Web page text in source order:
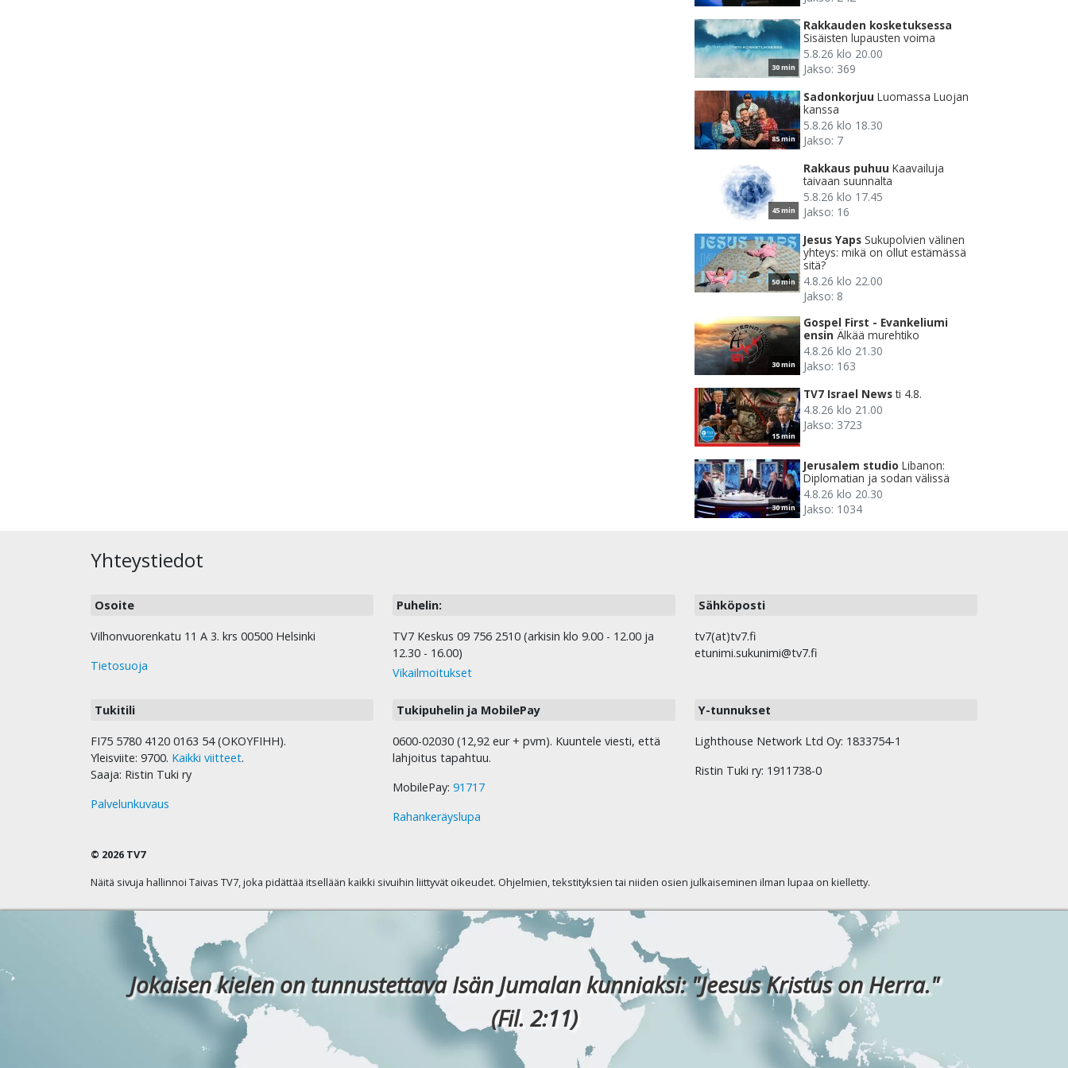
30 min
Rakkauden kosketuksessa
Sisäisten lupausten voima
5.8.26 klo 20.00
Jakso: 369
85 min
Sadonkorjuu Luomassa Luojan
kanssa
5.8.26 klo 18.30
Jakso: 7
45 min
Rakkaus puhuu Kaavailuja
taivaan suunnalta
5.8.26 klo 17.45
Jakso: 16
50 min
Jesus Yaps Sukupolvien välinen
yhteys: mikä on ollut estämässä
sitä?
4.8.26 klo 22.00
Jakso: 8
30 min
Gospel First - Evankeliumi
ensin Älkää murehtiko
4.8.26 klo 21.30
Jakso: 163
15 min
TV7 Israel News ti 4.8.
4.8.26 klo 21.00
Jakso: 3723
30 min
Jerusalem studio Libanon:
Diplomatian ja sodan välissä
4.8.26 klo 20.30
Jakso: 1034
Yhteystiedot
Osoite
Vilhonvuorenkatu 11 A 3. krs 00500 Helsinki
Tietosuoja
Puhelin:
TV7 Keskus 09 756 2510 (arkisin klo 9.00 - 12.00 ja
12.30 - 16.00)
Vikailmoitukset
Sähköposti
tv7(at)tv7.fi
etunimi.sukunimi@tv7.fi
Tukitili
FI75 5780 4120 0163 54 (OKOYFIHH).
Yleisviite: 9700. Kaikki viitteet.
Saaja: Ristin Tuki ry
Palvelunkuvaus
Tukipuhelin ja MobilePay
0600-02030 (12,92 eur + pvm). Kuuntele viesti, että
lahjoitus tapahtuu.
MobilePay: 91717
Rahankeräyslupa
Y-tunnukset
Lighthouse Network Ltd Oy: 1833754-1
Ristin Tuki ry: 1911738-0
© 2026 TV7
Näitä sivuja hallinnoi Taivas TV7, joka pidättää itsellään kaikki sivuihin liittyvät oikeudet. Ohjelmien, tekstityksien tai niiden osien julkaiseminen ilman lupaa on kielletty.
Jokaisen kielen on tunnustettava Isän Jumalan kunniaksi: "Jeesus Kristus on Herra."
(Fil. 2:11)